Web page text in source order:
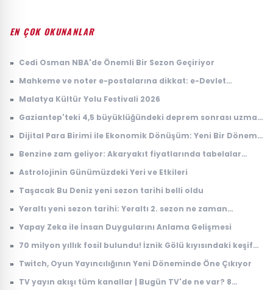
EN ÇOK OKUNANLAR
» Cedi Osman NBA'de Önemli Bir Sezon Geçiriyor
» Mahkeme ve noter e-postalarına dikkat: e-Devlet
» Malatya Kültür Yolu Festivali 2026
» Gaziantep'teki 4,5 büyüklüğündeki deprem sonrası uzman
» Dijital Para Birimi ile Ekonomik Dönüşüm: Yeni Bir Dönem
» Benzine zam geliyor: Akaryakıt fiyatlarında tabelalar
» Astrolojinin Günümüzdeki Yeri ve Etkileri
» Taşacak Bu Deniz yeni sezon tarihi belli oldu
» Yeraltı yeni sezon tarihi: Yeraltı 2. sezon ne zaman
» Yapay Zeka ile İnsan Duygularını Anlama Gelişmesi
» 70 milyon yıllık fosil bulundu! İznik Gölü kıyısındaki keşif
» Twitch, Oyun Yayıncılığının Yeni Döneminde Öne Çıkıyor
» TV yayın akışı tüm kanallar | Bugün TV'de ne var? 8